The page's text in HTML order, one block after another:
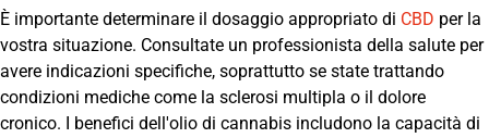
È importante determinare il dosaggio appropriato di CBD per la
vostra situazione. Consultate un professionista della salute per
avere indicazioni specifiche, soprattutto se state trattando
condizioni mediche come la sclerosi multipla o il dolore
cronico. I benefici dell'olio di cannabis includono la capacità di